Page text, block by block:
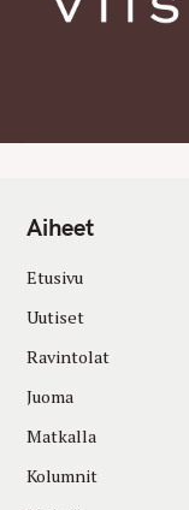
Aiheet
Etusivu
Uutiset
Ravintolat
Juoma
Matkalla
Kolumnit